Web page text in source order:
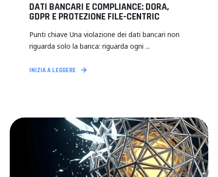
DATI BANCARI E COMPLIANCE: DORA,
GDPR E PROTEZIONE FILE-CENTRIC
Punti chiave Una violazione dei dati bancari non
riguarda solo la banca: riguarda ogni ...
INIZIA A LEGGERE